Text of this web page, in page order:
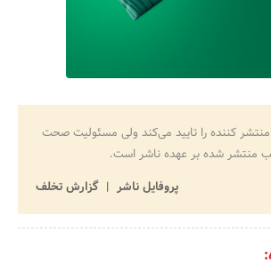
کننده را تایید می‌کند ولی مسئولیت صحت
منتشر شده بر عهده ناشر است.
پروفایل ناشر
گزارش تخلف